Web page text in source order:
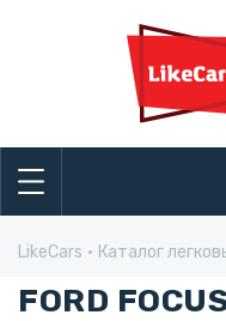
LikeCars Каталог
FORD